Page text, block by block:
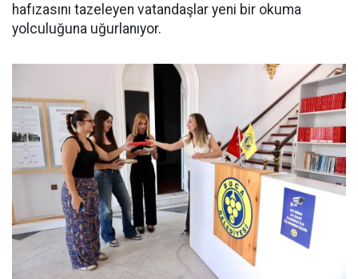
hafızasını tazeleyen vatandaşlar yeni bir okuma
yolculuğuna uğurlanıyor.